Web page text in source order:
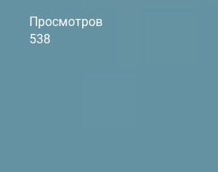
Просмотров
538